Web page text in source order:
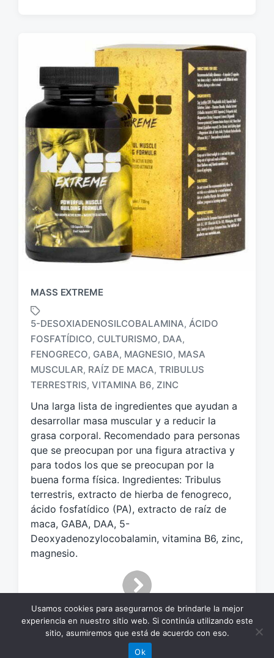
MASS EXTREME
E
t
i
u
e
t
a
d
o
c
o
n
5-DESOXIADENOSILCOBALAMINA, ÁCIDO
FOSFATÍDICO, CULTURISMO, DAA,
FENOGRECO, GABA, MAGNESIO, MASA
MUSCULAR, RAÍZ DE MACA, TRIBULUS
TERRESTRIS, VITAMINA B6, ZINC
Una larga lista de ingredientes que ayudan a
desarrollar masa muscular y a reducir la
grasa corporal. Recomendado para personas
que se preocupan por una figura atractiva y
para todos los que se preocupan por la
buena forma física. Ingredientes: Tribulus
terrestris, extracto de hierba de fenogreco,
ácido fosfatídico (PA), extracto de raíz de
maca, GABA, DAA, 5-
Deoxyadenozylocobalamin, vitamina B6, zinc,
magnesio.
Usamos cookies para asegurarnos de brindarle la mejor
experiencia en nuestro sitio web. Si continúa utilizando este
sitio, asumiremos que está de acuerdo con eso.
Ok